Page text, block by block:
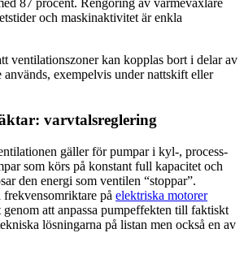
och maskinaktivitet är enkla
ventilationszoner kan kopplas bort i delar av
används, exempelvis under nattskift eller
varvtalsreglering
gäller för pumpar i kyl-, process-
som körs på konstant full kapacitet och
den energi som ventilen “stoppar”.
frekvensomriktare på elektriska motorer
genom att anpassa pumpeffekten till faktiskt
lösningarna på listan men också en av